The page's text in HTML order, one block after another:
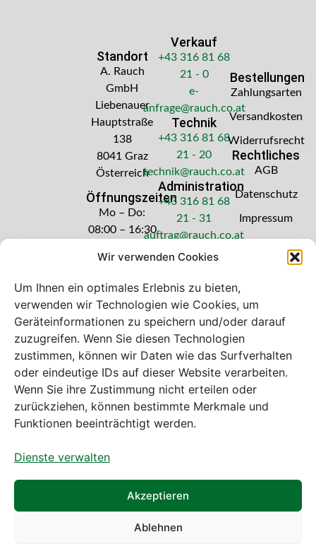
Wir verwenden Cookies
Um Ihnen ein optimales Erlebnis zu bieten,
verwenden wir Technologien wie Cookies, um
Geräteinformationen zu speichern und/oder darauf
zuzugreifen. Wenn Sie diesen Technologien
zustimmen, können wir Daten wie das Surfverhalten
oder eindeutige IDs auf dieser Website verarbeiten.
Wenn Sie ihre Zustimmung nicht erteilen oder
zurückziehen, können bestimmte Merkmale und
Funktionen beeinträchtigt werden.
Dienste verwalten
Akzeptieren
Ablehnen
Standort
A. Rauch
GmbH
Liebenauer
Hauptstraße
138
8041 Graz
Österreich
Öffnungszeiten
Mo – Do:
08:00 – 16:30
Freitag: 08:00
Verkauf
+43 316 81 68
21 - 0
e-
anfrage@rauch.co.at
Technik
+43 316 81 68
21 - 20
technik@rauch.co.at
Administration
+43 316 81 68
21 - 31
auftrag@rauch.co.at
Bestellungen
Zahlungsarten
Versandkosten
Widerrufsrecht
Rechtliches
AGB
Datenschutz
Impressum
Bei diesem Webshop handelt es sich um
einen B2B-Webshop
A. Rauch GmbH – Ihr Experte aus Österreich für Waagen,
Eich- & Kalibrierservice, Sprühnebel-Zerstäubungstechnik
und Lebensmittelmaschinen.
Sämtliche Angebote der A. Rauch GmbH richten sich
gewerbliche Kunden, Institutionen, Kommunen usw. aus
Österreich, Deutschland und der Schweiz (weitere Länder
auf Anfrage).